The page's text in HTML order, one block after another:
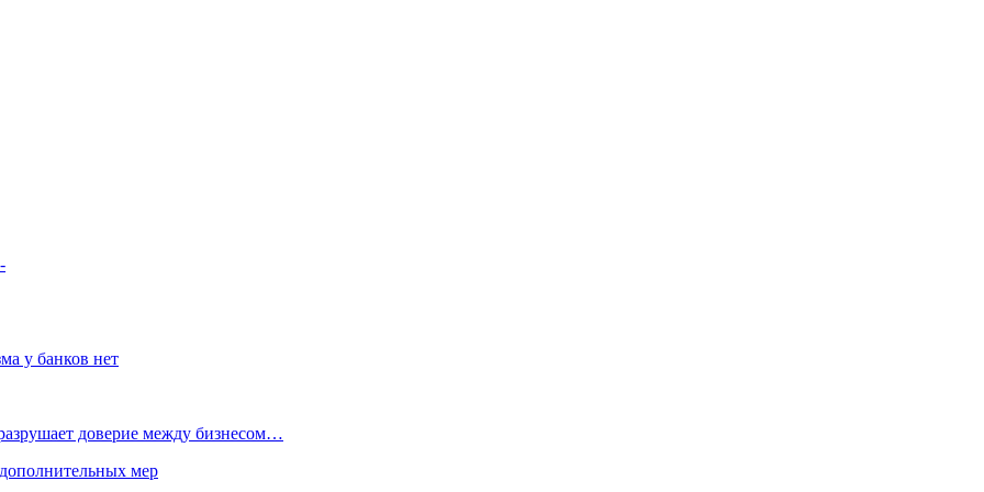
у банков нет
доверие между бизнесом…
мер